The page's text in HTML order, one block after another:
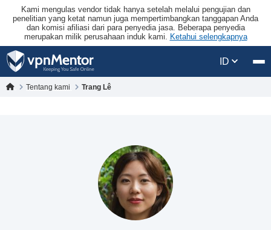
Kami mengulas vendor tidak hanya setelah melalui pengujian dan
penelitian yang ketat namun juga mempertimbangkan tanggapan Anda
dan komisi afiliasi dari para penyedia jasa. Beberapa penyedia
merupakan milik perusahaan induk kami. Ketahui selengkapnya
ID
Tentang kami Trang Lê